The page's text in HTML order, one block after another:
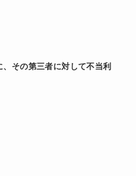
その第三者に対して不当利